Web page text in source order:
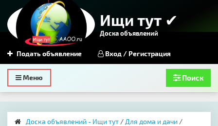
Ищи тут ✔
Доска объявлений
Подать объявление Вход / Регистрация
Toggle
navigation
Меню Поиск
Доска объявлений - Ищи тут / Для дома и дачи /